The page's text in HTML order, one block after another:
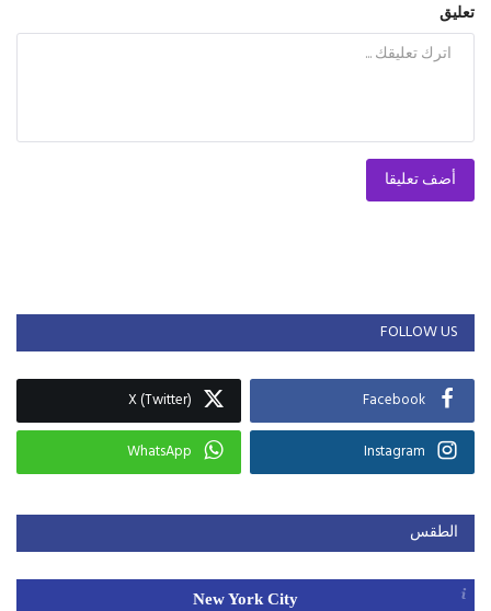
تعليق
أضف تعليقا
FOLLOW US
Facebook
X (Twitter)
Instagram
WhatsApp
الطقس
New York City